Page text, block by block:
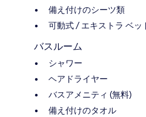
備え付けのシーツ類
可動式 / エキストラ ベッ
バスルーム
シャワー
ヘアドライヤー
バスアメニティ (無料)
備え付けのタオル